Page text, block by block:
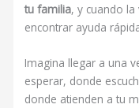
tu familia, y cuando
encontrar ayuda
Imagina llegar a una
esperar, donde
donde atienden a tu